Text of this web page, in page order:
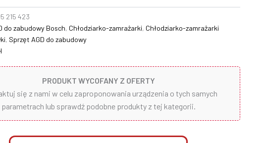
215 423
do zabudowy Bosch, Chłodziarko-zamrażarki, Chłodziarko-zamrażarki
, Sprzęt AGD do zabudowy
PRODUKT WYCOFANY Z OFERTY
się z nami w celu zaproponowania urządzenia o tych samych
parametrach lub sprawdź podobne produkty z tej kategorii.